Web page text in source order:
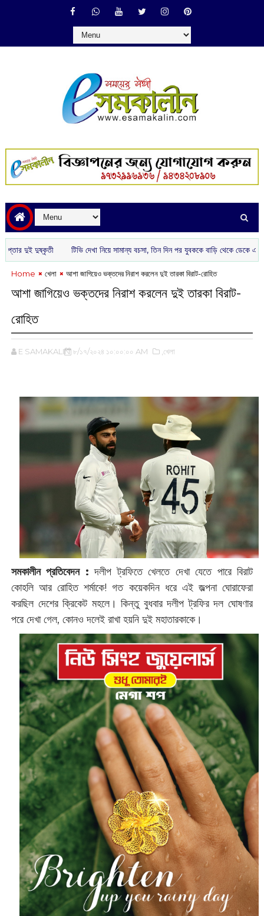
টিভি দেখা নিয়ে সামান্য বচসা, তিন দিন পর যুবককে বাড়ি থেকে ডেকে এনে পিটিয়ে
Home খেলা আশা জাগিয়েও ভক্তদের নিরাশ করলেন দুই তারকা বিরাট-রোহিত
আশা জাগিয়েও ভক্তদের নিরাশ করলেন দুই তারকা বিরাট-
রোহিত
E SAMAKALIN ৮/১৭/২০২৪ ১০:০০:০০ AM ,খেলা
সমকালীন প্রতিবেদন : দলীপ ট্রফিতে খেলতে দেখা যেতে পারে বিরাট
কোহলি আর রোহিত শর্মাকে! গত কয়েকদিন ধরে এই জল্পনা ঘোরাফেরা
করছিল দেশের ক্রিকেট মহলে। কিন্তু বুধবার দলীপ ট্রফির দল ঘোষণার
পরে দেখা গেল, কোনও দলেই রাখা হয়নি দুই মহাতারকাকে।